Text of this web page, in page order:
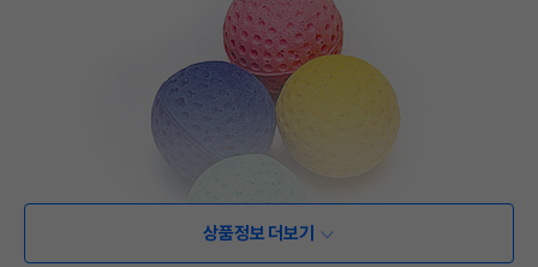
상품정보 더보기